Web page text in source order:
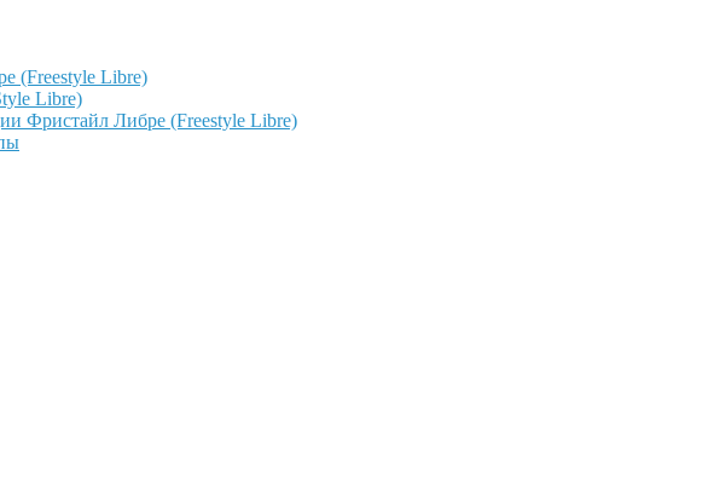
(Freestyle Libre)
Libre)
Фристайл Либре (Freestyle Libre)